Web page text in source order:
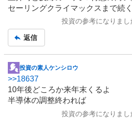
セーリングクライマックスまで続く
投資の参考になりまし
返信
掲
示
板
記
投資の素人ケンシロウ
>>18637
10年後どころか来年末くるよ
半導体の調整終われば
投資の参考になりまし